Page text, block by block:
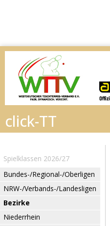
Spielklassen 2026/27
Bundes-/Regional-/Oberligen
NRW-/Verbands-/Landesligen
Bezirke
Niederrhein